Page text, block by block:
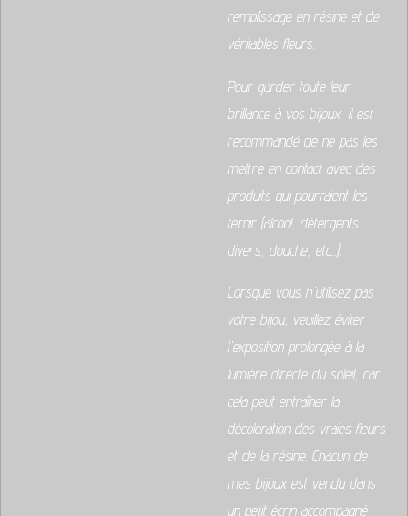
remplissage en résine et de
véritables fleurs.
Pour garder toute leur
brillance à vos bijoux, il est
recommandé de ne pas les
mettre en contact avec des
produits qui pourraient les
ternir (alcool, détergents
divers, douche, etc...).
Lorsque vous n'utilisez pas
votre bijou, veuillez éviter
l'exposition prolongée à la
lumière directe du soleil, car
cela peut entraîner la
décoloration des vraies fleurs
et de la résine. Chacun de
mes bijoux est vendu dans
un petit écrin accompagné